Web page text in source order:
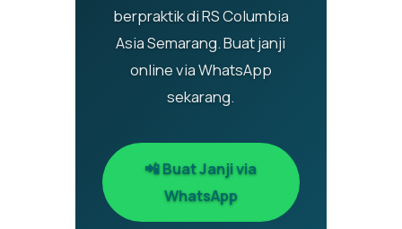
berpraktik di RS Columbia
Asia Semarang. Buat janji
online via WhatsApp
sekarang.
📲 Buat Janji via
WhatsApp